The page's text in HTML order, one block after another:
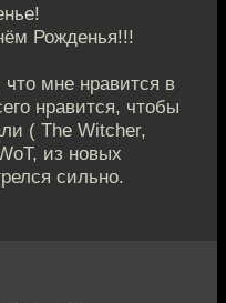
Рожденья!!!
что мне нравится в
нравится, чтобы
( The Witcher,
из новых
сильно.